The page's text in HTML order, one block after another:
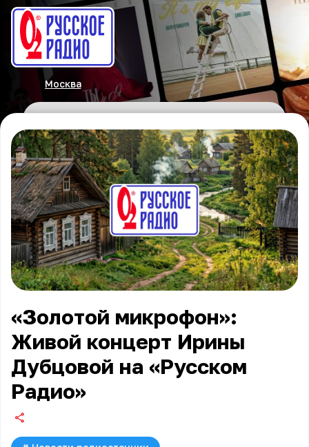
Москва
«Золотой микрофон»:
Живой концерт Ирины
Дубцовой на «Русском
Радио»